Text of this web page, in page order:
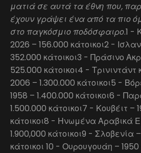
ματιά σε αυτά τα έθνη που,
έχουν γράψει ένα από τα πιο
στο παγκόσμιο ποδόσφαιρο.1 -
2026 – 156.000 κάτοικοι2 -
352.000 κάτοικοι3 - Πράσινο
525.000 κάτοικοι4 -
2006 – 1.300.000 κάτοικοι5 -
1958 – 1.400.000 κάτοικοι6 -
1.500.000 κάτοικοι7 - Κουβέιτ –
κάτοικοι8 - Ηνωμένα Αραβικά
1.900,000 κάτοικοι9 - Σλοβενία
κάτοικοι 10 - Ουρουγουάη –